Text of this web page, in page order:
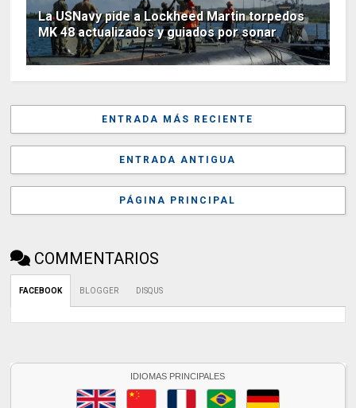
La USNavy pide a Lockheed Martin torpedos
MK 48 actualizados y guiados por sonar
ENTRADA MÁS RECIENTE
ENTRADA ANTIGUA
PÁGINA PRINCIPAL
COMMENTARIOS
FACEBOOK BLOGGER DISQUS
IDIOMAS PRINCIPALES